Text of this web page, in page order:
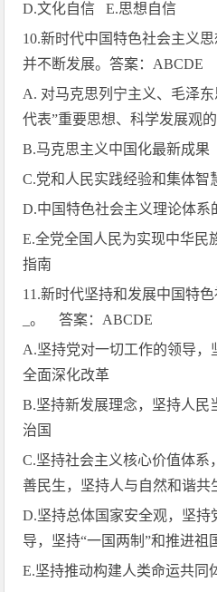
D.文化自信 E.思想自信
10.新时代中国特色社会主义思
并不断发展。答案： ABCDE
A. 对马克思列宁主义、毛泽
代表”重要思想、科学发展观
B.马克思主义中国化最新成果
C.党和人民实践经验和集体智
D.中国特色社会主义理论体系
E.全党全国人民为实现中华民
指南
11.新时代坚持和发展中国特
_。 答案： ABCDE
A.坚持党对一切工作的领导
全面深化改革
B.坚持新发展理念，坚持人民
治国
C.坚持社会主义核心价值体系
善民生，坚持人与自然和谐共
D.坚持总体国家安全观，坚持
导，坚持“一国两制”和推进祖
E.坚持推动构建人类命运共同